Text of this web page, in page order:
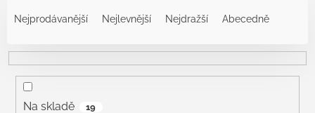
e
n
Nejprodávanější Nejlevnější Nejdražší Abecedně
Na skladě 19